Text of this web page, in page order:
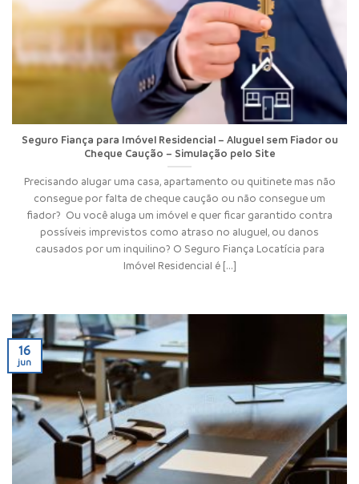
Seguro Fiança para Imóvel Residencial – Aluguel sem Fiador ou
Cheque Caução – Simulação pelo Site
Precisando alugar uma casa, apartamento ou quitinete mas não
consegue por falta de cheque caução ou não consegue um
fiador? Ou você aluga um imóvel e quer ficar garantido contra
possíveis imprevistos como atraso no aluguel, ou danos
causados por um inquilino? O Seguro Fiança Locatícia para
Imóvel Residencial é [...]
16
jun